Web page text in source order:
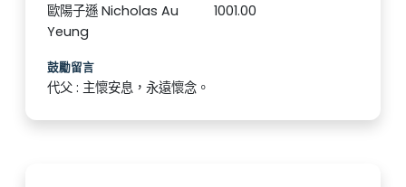
歐陽子遜 Nicholas Au
Yeung
1001.00
鼓勵留言
代父 : 主懷安息，永遠懷念。